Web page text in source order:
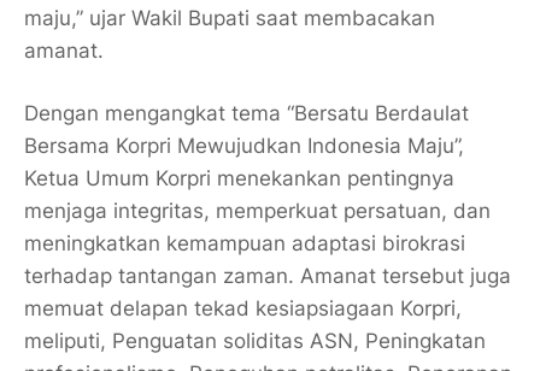
maju,” ujar Wakil Bupati saat membacakan
amanat.
Dengan mengangkat tema “Bersatu Berdaulat
Bersama Korpri Mewujudkan Indonesia Maju”,
Ketua Umum Korpri menekankan pentingnya
menjaga integritas, memperkuat persatuan, dan
meningkatkan kemampuan adaptasi birokrasi
terhadap tantangan zaman. Amanat tersebut juga
memuat delapan tekad kesiapsiagaan Korpri,
meliputi, Penguatan soliditas ASN, Peningkatan